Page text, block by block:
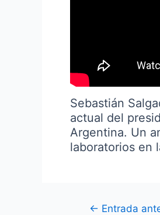
Sebastián
actual del
Argentina. Un
laboratorios en
← Entrada